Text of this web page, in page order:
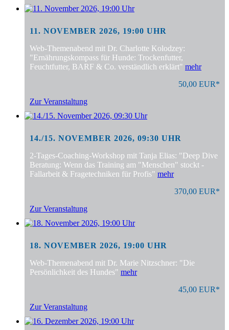
11. NOVEMBER 2026, 19:00 UHR
Web-Themenabend mit Dr. Charlotte Kolodzey:
"Ernährungskompass für Hunde: Trockenfutter,
Feuchtfutter, BARF & Co. verständlich erklärt" mehr
50,00 EUR*
Zur Veranstaltung
14./15. NOVEMBER 2026, 09:30 UHR
2-Tages-Coaching-Workshop mit Tanja Elias: "Deep Dive
Beratung: Wenn das Training am "Menschen" stockt -
Fallarbeit & Fragetechniken für Profis" mehr
370,00 EUR*
Zur Veranstaltung
18. NOVEMBER 2026, 19:00 UHR
Web-Themenabend mit Dr. Marie Nitzschner: "Die
Persönlichkeit des Hundes" mehr
45,00 EUR*
Zur Veranstaltung